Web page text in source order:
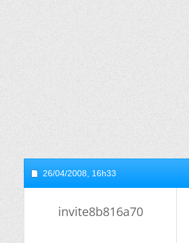
26/04/2008, 16h33
invite8b816a70